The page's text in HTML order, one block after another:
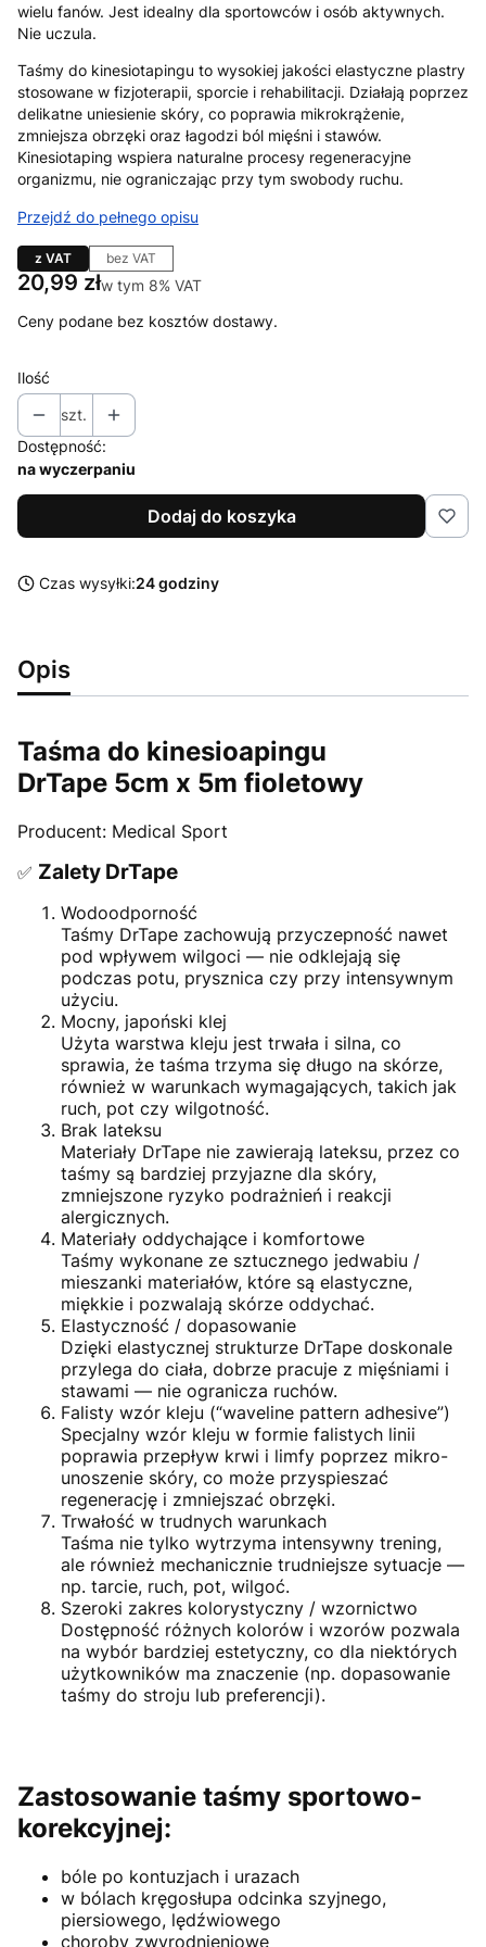
wielu fanów. Jest idealny dla sportowców i osób aktywnych.
Nie uczula.
Taśmy do kinesiotapingu to wysokiej jakości elastyczne plastry
stosowane w fizjoterapii, sporcie i rehabilitacji. Działają poprzez
delikatne uniesienie skóry, co poprawia mikrokrążenie,
zmniejsza obrzęki oraz łagodzi ból mięśni i stawów.
Kinesiotaping wspiera naturalne procesy regeneracyjne
organizmu, nie ograniczając przy tym swobody ruchu.
Przejdź do pełnego opisu
z VAT bez VAT
Cena
20,99 złw tym 8% VAT
w tym 8% VAT
Ceny podane bez kosztów dostawy.
Ilość
szt.
Dostępność:
na wyczerpaniu
Dodaj do koszyka
Czas wysyłki:24 godziny
Opis
Taśma do kinesioapingu
DrTape 5cm x 5m fioletowy
Producent: Medical Sport
✅ Zalety DrTape
Wodoodporność
Taśmy DrTape zachowują przyczepność nawet
pod wpływem wilgoci — nie odklejają się
podczas potu, prysznica czy przy intensywnym
użyciu.
Mocny, japoński klej
Użyta warstwa kleju jest trwała i silna, co
sprawia, że taśma trzyma się długo na skórze,
również w warunkach wymagających, takich jak
ruch, pot czy wilgotność.
Brak lateksu
Materiały DrTape nie zawierają lateksu, przez co
taśmy są bardziej przyjazne dla skóry,
zmniejszone ryzyko podrażnień i reakcji
alergicznych.
Materiały oddychające i komfortowe
Taśmy wykonane ze sztucznego jedwabiu /
mieszanki materiałów, które są elastyczne,
miękkie i pozwalają skórze oddychać.
Elastyczność / dopasowanie
Dzięki elastycznej strukturze DrTape doskonale
przylega do ciała, dobrze pracuje z mięśniami i
stawami — nie ogranicza ruchów.
Falisty wzór kleju (“waveline pattern adhesive”)
Specjalny wzór kleju w formie falistych linii
poprawia przepływ krwi i limfy poprzez mikro-
unoszenie skóry, co może przyspieszać
regenerację i zmniejszać obrzęki.
Trwałość w trudnych warunkach
Taśma nie tylko wytrzyma intensywny trening,
ale również mechanicznie trudniejsze sytuacje —
np. tarcie, ruch, pot, wilgoć.
Szeroki zakres kolorystyczny / wzornictwo
Dostępność różnych kolorów i wzorów pozwala
na wybór bardziej estetyczny, co dla niektórych
użytkowników ma znaczenie (np. dopasowanie
taśmy do stroju lub preferencji).
Zastosowanie taśmy sportowo-
korekcyjnej:
bóle po kontuzjach i urazach
w bólach kręgosłupa odcinka szyjnego,
piersiowego, lędźwiowego
choroby zwyrodnieniowe